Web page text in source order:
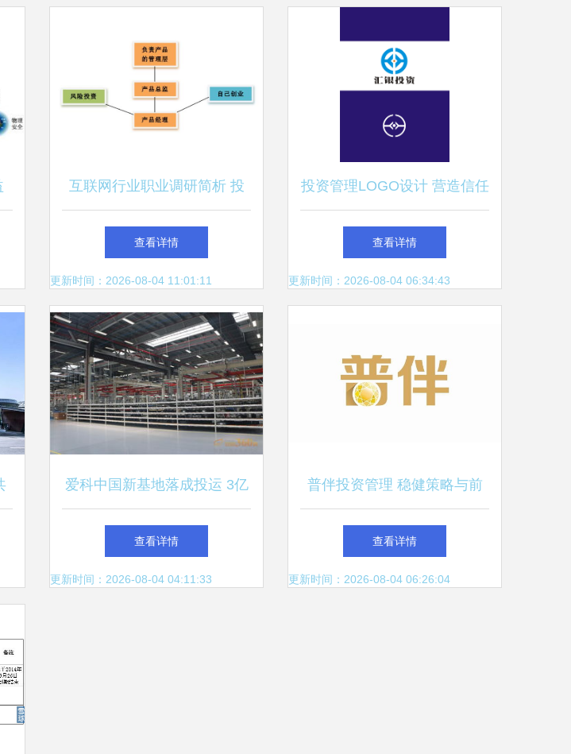
互联网行业职业调研简析 投
资管理的视角与机会
查看详情
更新时间：2026-08-04 11:01:11
投资管理LOGO设计 营造信任
感与进取精神的重要性
查看详情
更新时间：2026-08-04 06:34:43
爱科中国新基地落成投运 3亿
美元布局中国，投资管理再升
级
查看详情
更新时间：2026-08-04 04:11:33
普伴投资管理 稳健策略与前
瞻视野并行
查看详情
更新时间：2026-08-04 06:26:04